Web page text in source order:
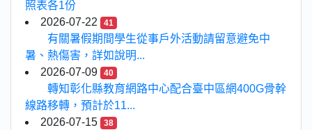
照表各1份
2026-07-22
41
有關暑假期間學生從事戶外活動請留意避免中
暑、熱傷害，詳如說明...
2026-07-09
40
轉知彰化縣教育網路中心配合臺中區網400G骨幹
線路移轉，預計於11...
2026-07-15
38